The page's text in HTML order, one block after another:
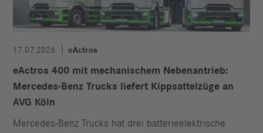
17.07.2026 eActros
eActros 400 mit mechanischem Nebenantrieb:
Mercedes-Benz Trucks liefert Kippsattelzüge an
AVG Köln
Mercedes-Benz Trucks hat drei batterieelektrische